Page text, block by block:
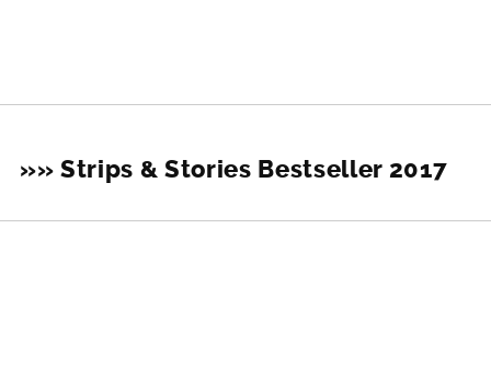
»» Strips & Stories Bestseller 2017